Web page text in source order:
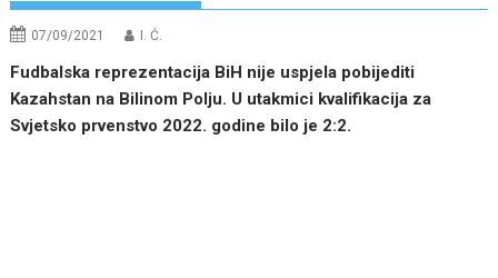
07/09/2021 I. Ć.
Fudbalska reprezentacija BiH nije uspjela pobijediti
Kazahstan na Bilinom Polju. U utakmici kvalifikacija za
Svjetsko prvenstvo 2022. godine bilo je 2:2.